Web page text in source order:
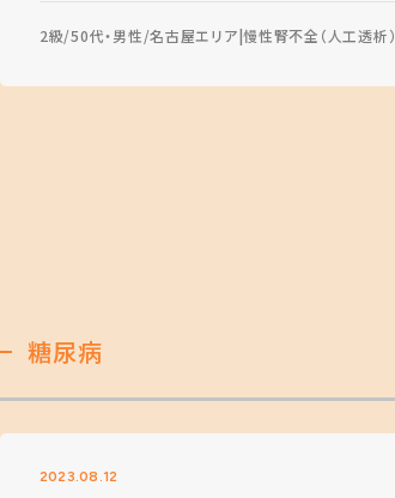
2級 50代・男性 名古屋エリア 慢性腎不全（人工透析）
糖尿病
2023.08.12